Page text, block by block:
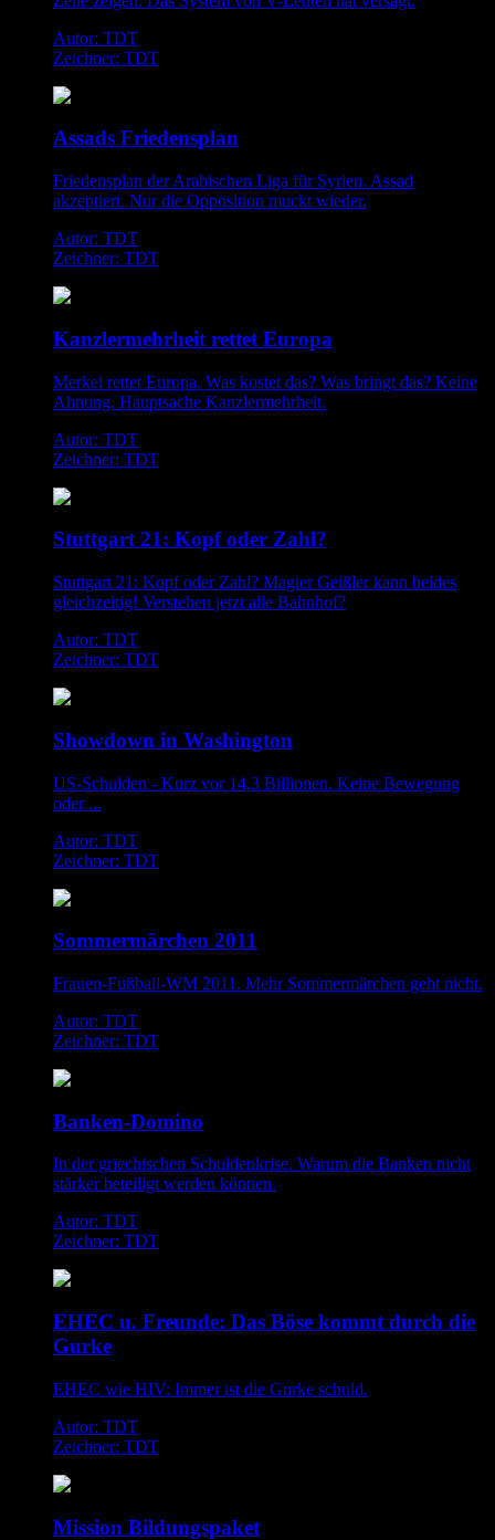
Autor: TDT
Zeichner: TDT
Assads Friedensplan
Friedensplan der Arabischen Liga für Syrien. Assad
akzeptiert. Nur die Opposition muckt wieder.
Autor: TDT
Zeichner: TDT
Kanzlermehrheit rettet Europa
Merkel rettet Europa. Was kostet das? Was bringt das? Keine
Ahnung. Hauptsache Kanzlermehrheit.
Autor: TDT
Zeichner: TDT
Stuttgart 21: Kopf oder Zahl?
Stuttgart 21: Kopf oder Zahl? Magier Geißler kann beides
gleichzeitig! Verstehen jetzt alle Bahnhof?
Autor: TDT
Zeichner: TDT
Showdown in Washington
US-Schulden - Kurz vor 14,3 Billionen. Keine Bewegung
oder ...
Autor: TDT
Zeichner: TDT
Sommermärchen 2011
Frauen-Fußball-WM 2011. Mehr Sommermärchen geht nicht.
Autor: TDT
Zeichner: TDT
Banken-Domino
In der griechischen Schuldenkrise. Warum die Banken nicht
stärker beteiligt werden können.
Autor: TDT
Zeichner: TDT
EHEC u. Freunde: Das Böse kommt durch die
Gurke
EHEC wie HIV: Immer ist die Gurke schuld.
Autor: TDT
Zeichner: TDT
Mission Bildungspaket